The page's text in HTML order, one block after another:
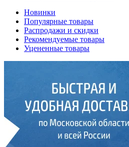
Новинки
Популярные товары
Распродажи и скидки
Рекомендуемые товары
Уцененные товары